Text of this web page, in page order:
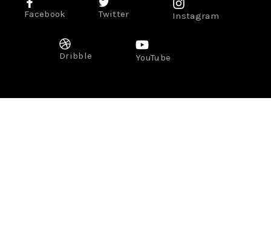
Facebook Twitter Instagram
Dribble YouTube